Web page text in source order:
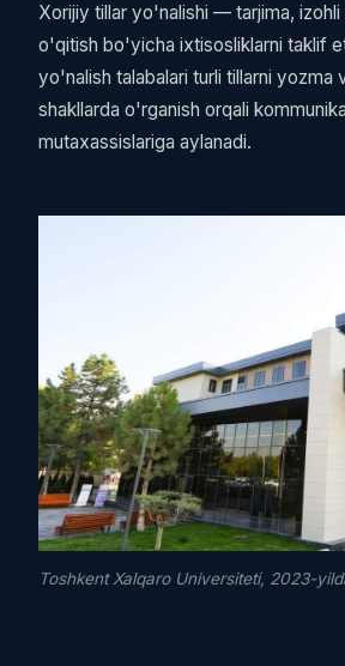
Xorijiy tillar yo'nalishi — tarjima, izohli
o'qitish bo'yicha ixtisosliklarni taklif
yo'nalish talabalari turli tillarni yozma
shakllarda o'rganish orqali
mutaxassislariga aylanadi.
Toshkent Xalqaro Universiteti, 2023-